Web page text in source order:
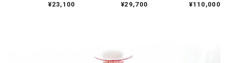
¥23,100 ¥29,700
GGANTIJA5¥110,000